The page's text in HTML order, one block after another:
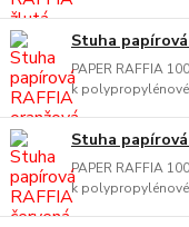
Stuha
PAPER RAFFIA
k
Stuha
PAPER RAFFIA
k